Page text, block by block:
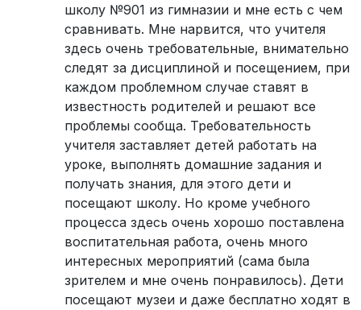
школу №901 из гимназии и мне есть с чем
сравнивать. Мне нарвится, что учителя
здесь очень требовательные, внимательно
следят за дисциплиной и посещением, при
каждом проблемном случае ставят в
известность родителей и решают все
проблемы сообща. Требовательность
учителя заставляет детей работать на
уроке, выполнять домашние задания и
получать знания, для этого дети и
посещают школу. Но кроме учебного
процесса здесь очень хорошо поставлена
воспитательная работа, очень много
интересных мероприятий (сама была
зрителем и мне очень понравилось). Дети
посещают музеи и даже бесплатно ходят в